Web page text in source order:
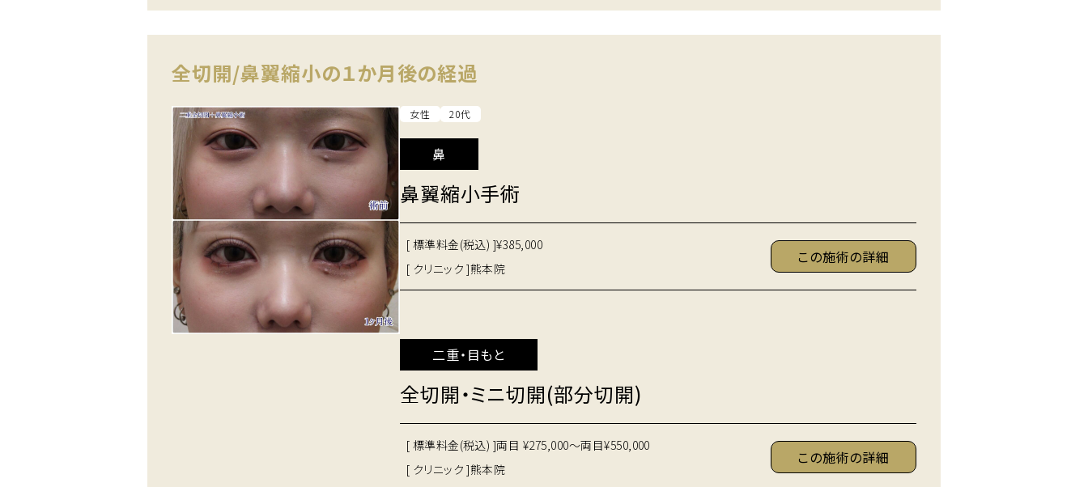
全切開/鼻翼縮小の１か月後の経過
女性 20代
鼻
鼻翼縮小手術
[ 標準料金(税込) ]¥385,000
[ クリニック ]熊本院
この施術の詳細
二重・目もと
全切開・ミニ切開(部分切開)
[ 標準料金(税込) ]両目 ¥275,000～両目¥550,000
[ クリニック ]熊本院
この施術の詳細